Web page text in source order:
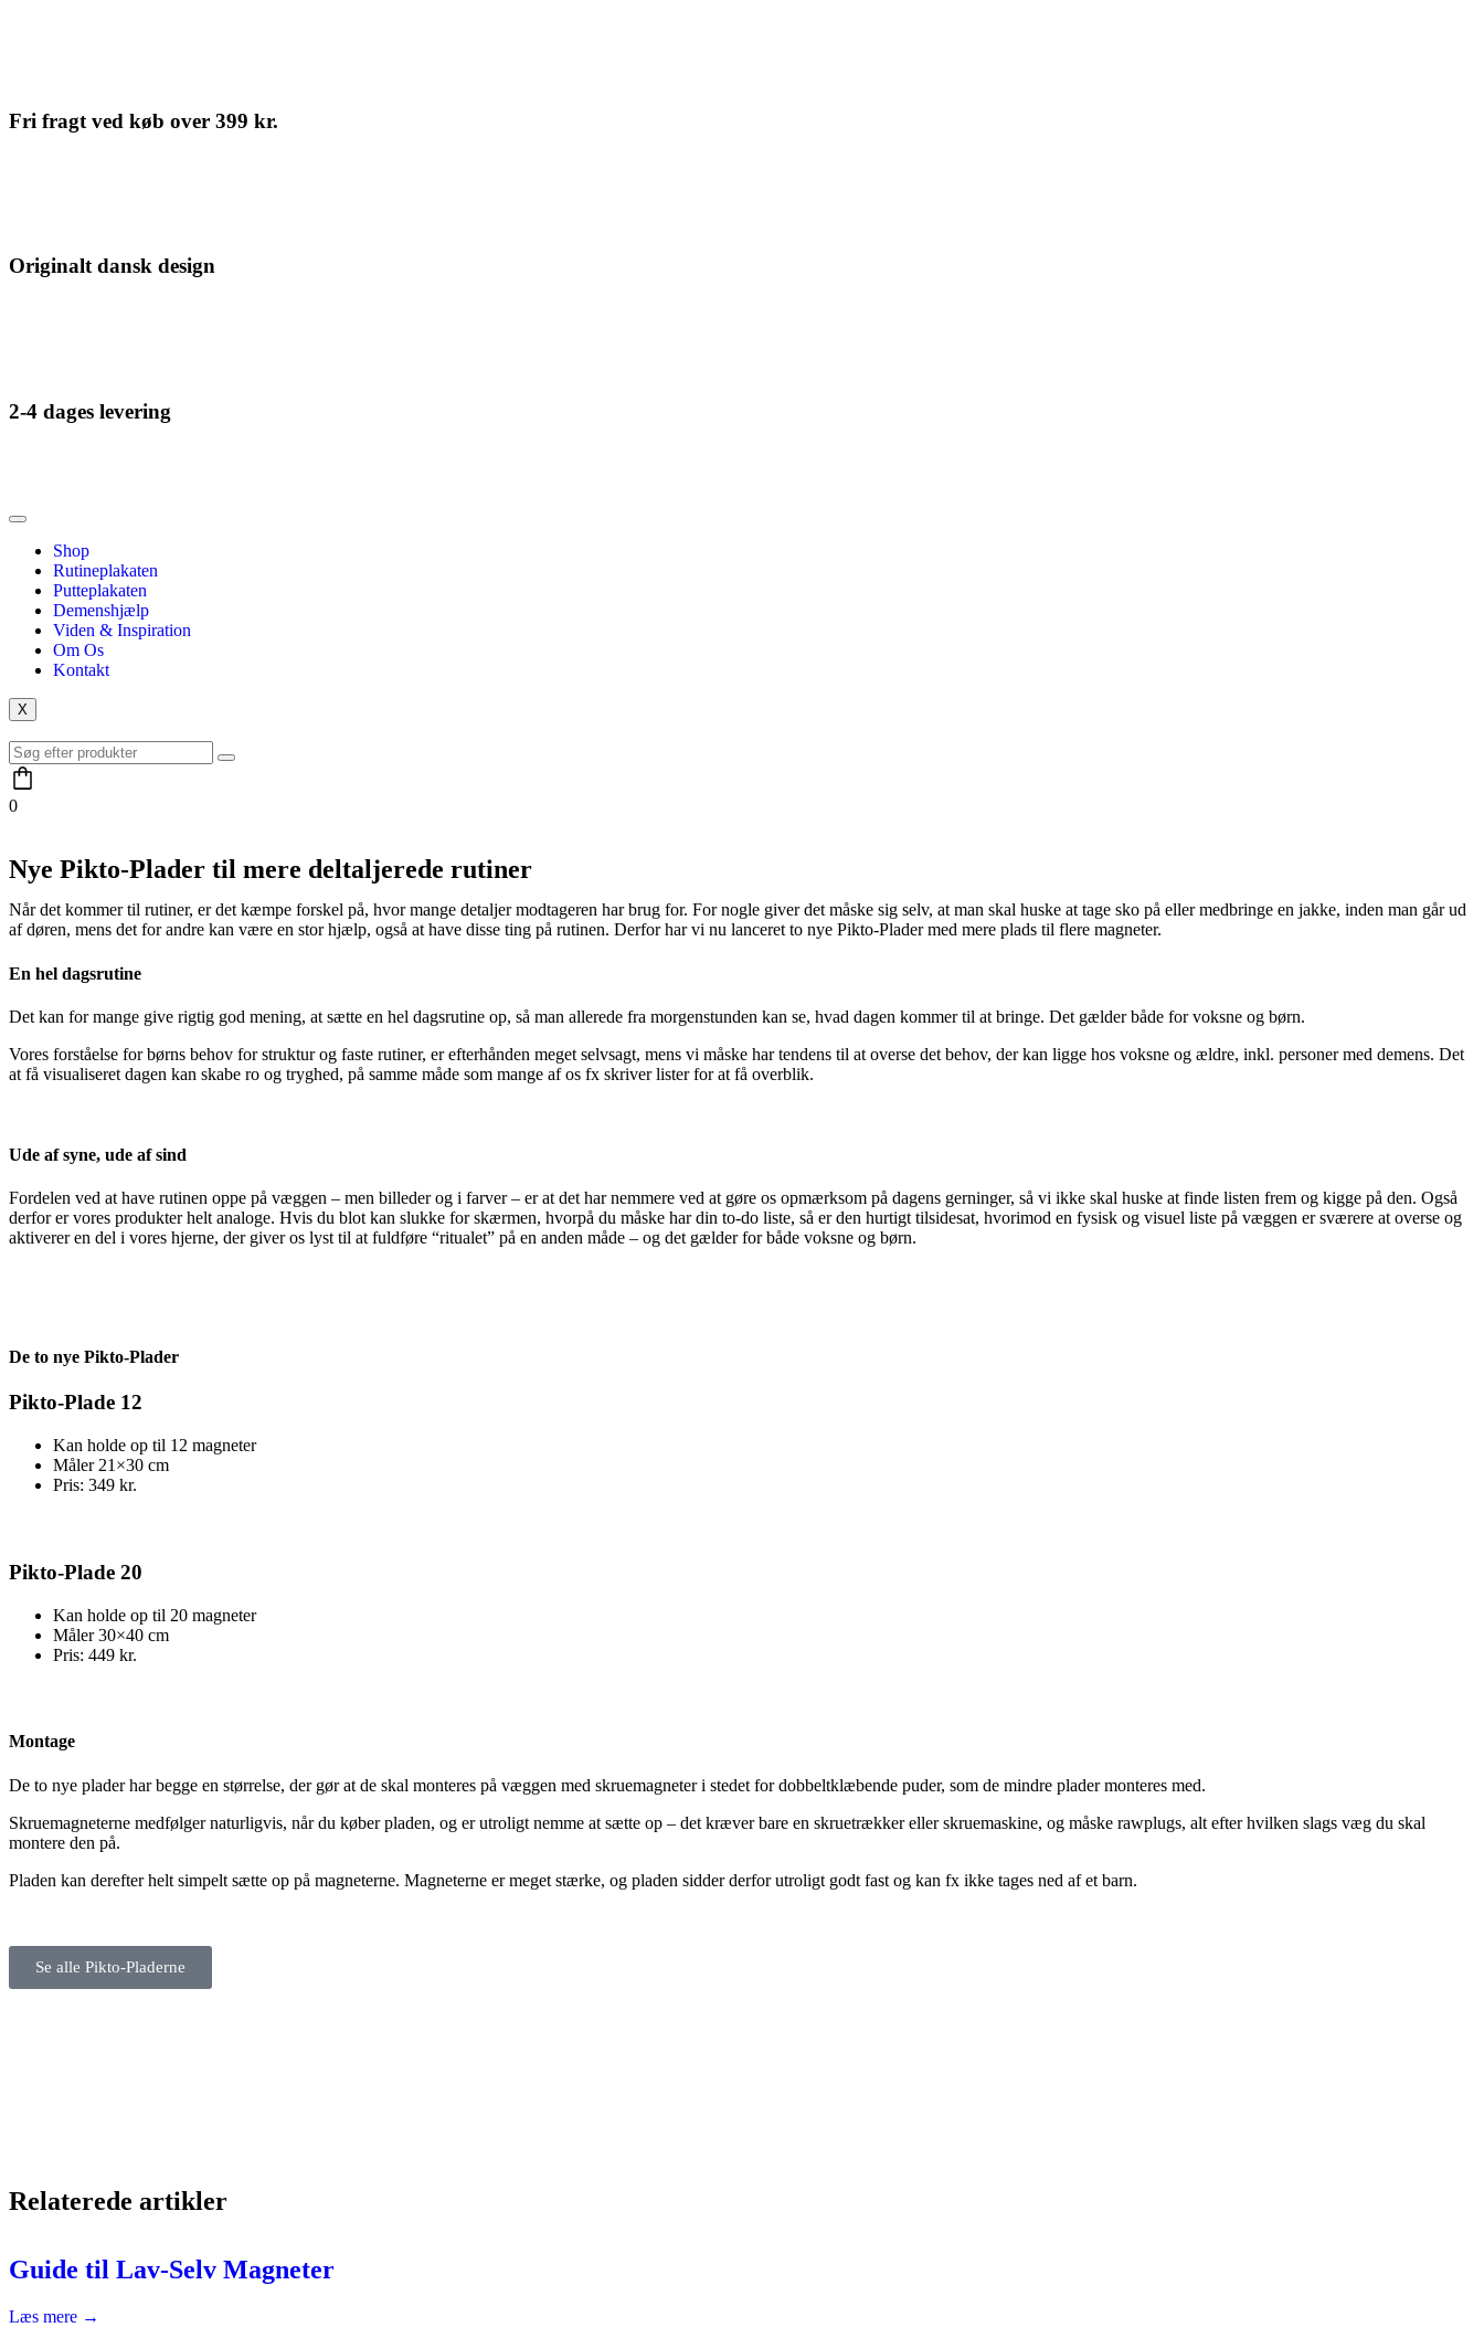
Fri fragt ved køb over 399 kr.
Originalt dansk design
2-4 dages levering
Shop
Rutineplakaten
Putteplakaten
Demenshjælp
Viden & Inspiration
Om Os
Kontakt
X
0
Nye Pikto-Plader til mere deltaljerede rutiner
Når det kommer til rutiner, er det kæmpe forskel på, hvor mange detaljer modtageren har brug for. For nogle giver det måske sig selv, at man skal huske at tage sko på eller medbringe en jakke, inden man går ud
af døren, mens det for andre kan være en stor hjælp, også at have disse ting på rutinen. Derfor har vi nu lanceret to nye Pikto-Plader med mere plads til flere magneter.
En hel dagsrutine
Det kan for mange give rigtig god mening, at sætte en hel dagsrutine op, så man allerede fra morgenstunden kan se, hvad dagen kommer til at bringe. Det gælder både for voksne og børn.
Vores forståelse for børns behov for struktur og faste rutiner, er efterhånden meget selvsagt, mens vi måske har tendens til at overse det behov, der kan ligge hos voksne og ældre, inkl. personer med demens. Det
at få visualiseret dagen kan skabe ro og tryghed, på samme måde som mange af os fx skriver lister for at få overblik.
Ude af syne, ude af sind
Fordelen ved at have rutinen oppe på væggen – men billeder og i farver – er at det har nemmere ved at gøre os opmærksom på dagens gerninger, så vi ikke skal huske at finde listen frem og kigge på den. Også
derfor er vores produkter helt analoge. Hvis du blot kan slukke for skærmen, hvorpå du måske har din to-do liste, så er den hurtigt tilsidesat, hvorimod en fysisk og visuel liste på væggen er sværere at overse og
aktiverer en del i vores hjerne, der giver os lyst til at fuldføre “ritualet” på en anden måde – og det gælder for både voksne og børn.
De to nye Pikto-Plader
Pikto-Plade 12
Kan holde op til 12 magneter
Måler 21×30 cm
Pris: 349 kr.
Pikto-Plade 20
Kan holde op til 20 magneter
Måler 30×40 cm
Pris: 449 kr.
Montage
De to nye plader har begge en størrelse, der gør at de skal monteres på væggen med skruemagneter i stedet for dobbeltklæbende puder, som de mindre plader monteres med.
Skruemagneterne medfølger naturligvis, når du køber pladen, og er utroligt nemme at sætte op – det kræver bare en skruetrækker eller skruemaskine, og måske rawplugs, alt efter hvilken slags væg du skal
montere den på.
Pladen kan derefter helt simpelt sætte op på magneterne. Magneterne er meget stærke, og pladen sidder derfor utroligt godt fast og kan fx ikke tages ned af et barn.
Se alle Pikto-Pladerne
Relaterede artikler
Guide til Lav-Selv Magneter
Læs mere →